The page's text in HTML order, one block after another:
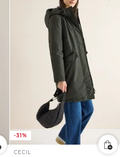
-31%
CECIL